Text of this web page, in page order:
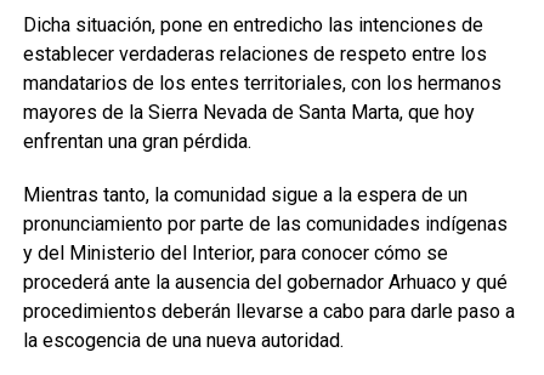
Dicha situación, pone en entredicho las intenciones de
establecer verdaderas relaciones de respeto entre los
mandatarios de los entes territoriales, con los hermanos
mayores de la Sierra Nevada de Santa Marta, que hoy
enfrentan una gran pérdida.
Mientras tanto, la comunidad sigue a la espera de un
pronunciamiento por parte de las comunidades indígenas
y del Ministerio del Interior, para conocer cómo se
procederá ante la ausencia del gobernador Arhuaco y qué
procedimientos deberán llevarse a cabo para darle paso a
la escogencia de una nueva autoridad.